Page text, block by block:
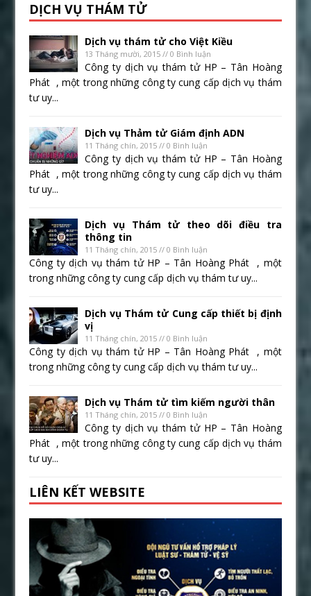
DỊCH VỤ THÁM TỬ
Dịch vụ thám tử cho Việt Kiều
13 Tháng mười, 2015 // 0 Bình luận
Công ty dịch vụ thám tử HP – Tân Hoàng
Phát , một trong những công ty cung cấp dịch vụ thám
tư uy...
Dịch vụ Thảm tử Giám định ADN
11 Tháng chín, 2015 // 0 Bình luận
Công ty dịch vụ thám tử HP – Tân Hoàng
Phát , một trong những công ty cung cấp dịch vụ thám
tư uy...
Dịch vụ Thám tử theo dõi điều tra
thông tin
11 Tháng chín, 2015 // 0 Bình luận
Công ty dịch vụ thám tử HP – Tân Hoàng Phát , một
trong những công ty cung cấp dịch vụ thám tư uy...
Dịch vụ Thám tử Cung cấp thiết bị định
vị
11 Tháng chín, 2015 // 0 Bình luận
Công ty dịch vụ thám tử HP – Tân Hoàng Phát , một
trong những công ty cung cấp dịch vụ thám tư uy...
Dịch vụ Thám tử tìm kiếm người thân
11 Tháng chín, 2015 // 0 Bình luận
Công ty dịch vụ thám tử HP – Tân Hoàng
Phát , một trong những công ty cung cấp dịch vụ thám
tư uy...
LIÊN KẾT WEBSITE